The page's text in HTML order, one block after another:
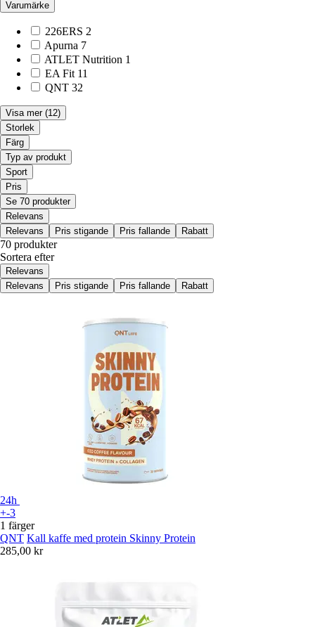
Varumärke
226ERS 2
Apurna 7
ATLET Nutrition 1
EA Fit 11
QNT 32
Visa mer (12)
Storlek
Färg
Typ av produkt
Sport
Pris
Se 70 produkter
Relevans
Relevans
Pris stigande Pris fallande Rabatt
70 produkter
Sortera efter
Relevans
Relevans
Pris stigande Pris fallande Rabatt
24h
+-3
1 färger
QNT Kall kaffe med protein Skinny Protein
285,00 kr